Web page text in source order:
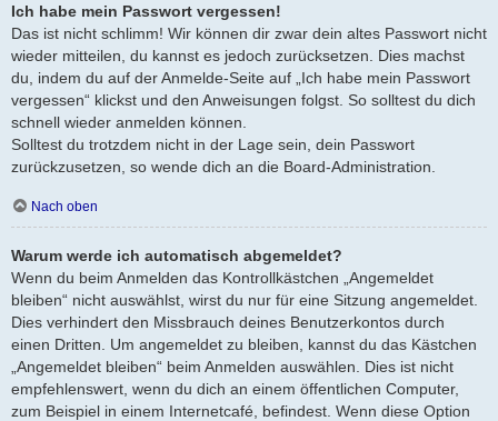
Ich habe mein Passwort vergessen!
Das ist nicht schlimm! Wir können dir zwar dein altes Passwort nicht
wieder mitteilen, du kannst es jedoch zurücksetzen. Dies machst
du, indem du auf der Anmelde-Seite auf „Ich habe mein Passwort
vergessen“ klickst und den Anweisungen folgst. So solltest du dich
schnell wieder anmelden können.
Solltest du trotzdem nicht in der Lage sein, dein Passwort
zurückzusetzen, so wende dich an die Board-Administration.
Nach oben
Warum werde ich automatisch abgemeldet?
Wenn du beim Anmelden das Kontrollkästchen „Angemeldet
bleiben“ nicht auswählst, wirst du nur für eine Sitzung angemeldet.
Dies verhindert den Missbrauch deines Benutzerkontos durch
einen Dritten. Um angemeldet zu bleiben, kannst du das Kästchen
„Angemeldet bleiben“ beim Anmelden auswählen. Dies ist nicht
empfehlenswert, wenn du dich an einem öffentlichen Computer,
zum Beispiel in einem Internetcafé, befindest. Wenn diese Option